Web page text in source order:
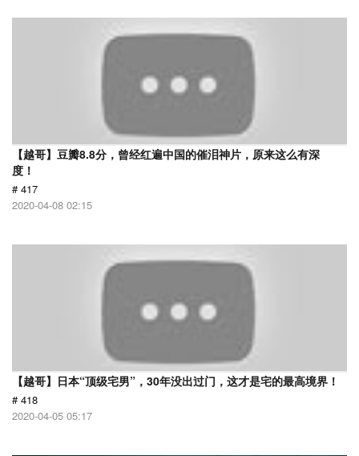
【越哥】豆瓣8.8分，曾经红遍中国的催泪神片，原来这么有深
度！
# 417
2020-04-08 02:15
【越哥】日本“顶级宅男”，30年没出过门，这才是宅的最高境界！
# 418
2020-04-05 05:17